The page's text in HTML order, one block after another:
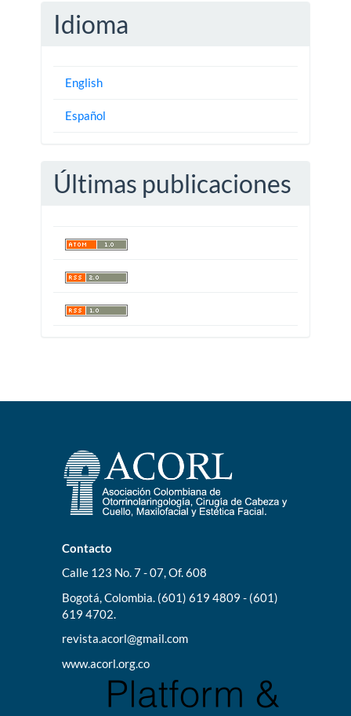
Idioma
English
Español
Últimas publicaciones
Contacto
Calle 123 No. 7 - 07, Of. 608
Bogotá, Colombia. (601) 619 4809 - (601)
619 4702.
revista.acorl@gmail.com
www.acorl.org.co